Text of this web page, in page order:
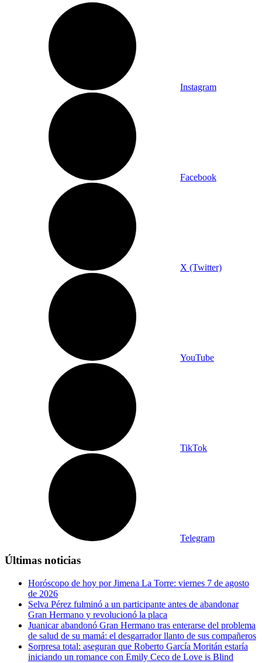
Instagram
Facebook
X (Twitter)
YouTube
TikTok
Telegram
Últimas noticias
Horóscopo de hoy por Jimena La Torre: viernes 7 de agosto
de 2026
Selva Pérez fulminó a un participante antes de abandonar
Gran Hermano y revolucionó la placa
Juanicar abandonó Gran Hermano tras enterarse del problema
de salud de su mamá: el desgarrador llanto de sus compañeros
Sorpresa total: aseguran que Roberto García Moritán estaría
iniciando un romance con Emily Ceco de Love is Blind